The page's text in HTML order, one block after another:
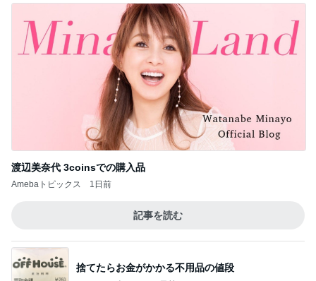
Amebaトピックス 1日前
次世代掃除機がやってきた！！
Amebaトピックス 21時間前
コメダで食べた充分高級なかき氷
Amebaトピックス 2日前
Amebaトピックス 1日前